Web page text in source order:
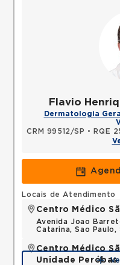
Flavio
Dermatologia Geral
CRM 99512/SP • RQE
Locais de Atendimento
Centro Médico
Avenida Joao
Catarina, Sao Paulo,
Centro Médico
Unidade Peróbas